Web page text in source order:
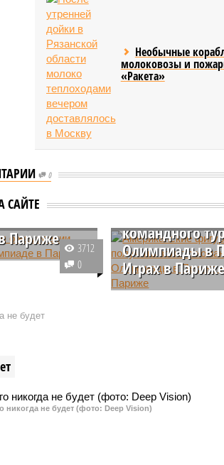
Необычные
молоковозы и
«Ракета»
0
САЙТЕ
о
Париже
Некоторые
3712
0
Американские
получить
командного
Олимпиады в
Играх в
Фигуристы
Олимпийских
не будет
никогда не будет (фото: Deep Vision)